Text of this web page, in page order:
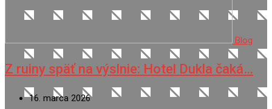
Blog
Z ruiny späť na výslnie: Hotel Dukla čaká…
16. marca 2026